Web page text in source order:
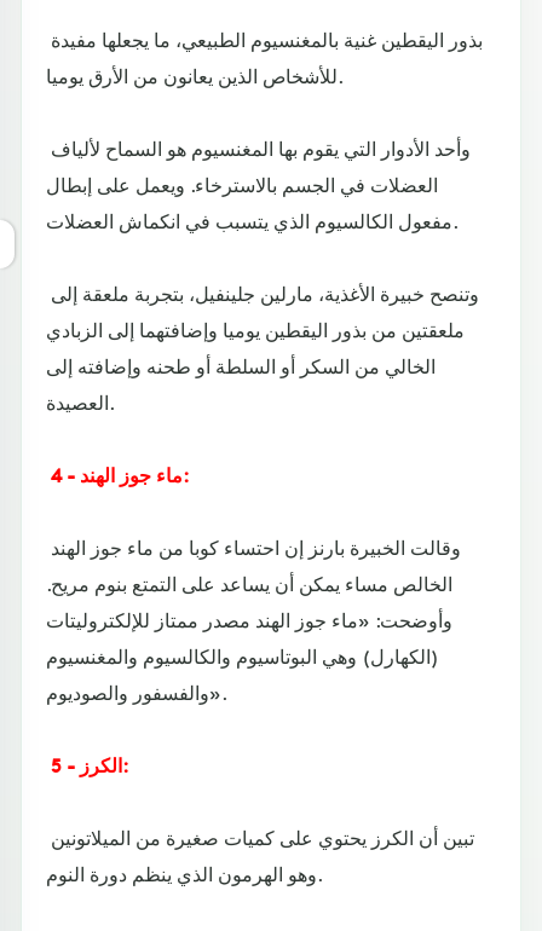
للأشخاص الذين يعانون من الأرق يوميا.
العضلات في الجسم بالاسترخاء. ويعمل على إبطال
مفعول الكالسيوم الذي يتسبب في انكماش العضلات.
ملعقتين من بذور اليقطين يوميا وإضافتهما إلى الزبادي
الخالي من السكر أو السلطة أو طحنه وإضافته إلى
العصيدة.
4 - ماء جوز الهند:
الخالص مساء يمكن أن يساعد على التمتع بنوم مريح.
وأوضحت: «ماء جوز الهند مصدر ممتاز للإلكتروليتات
(الكهارل) وهي البوتاسيوم والكالسيوم والمغنسيوم
والفسفور والصوديوم».
5 - الكرز:
وهو الهرمون الذي ينظم دورة النوم.